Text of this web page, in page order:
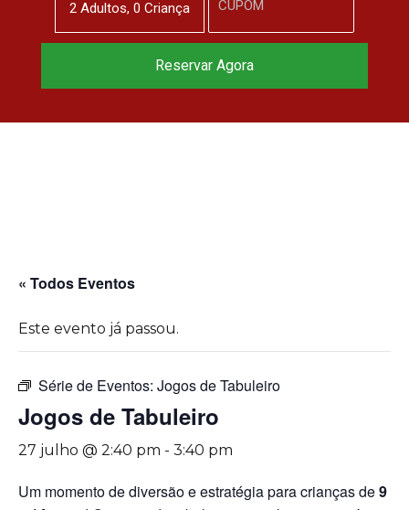
« Todos Eventos
Este evento já passou.
Série de Eventos: Jogos de Tabuleiro
Jogos de Tabuleiro
27 julho @ 2:40 pm - 3:40 pm
Um momento de diversão e estratégia para crianças de9
2 Adultos, 0 Criança
Reservar Agora